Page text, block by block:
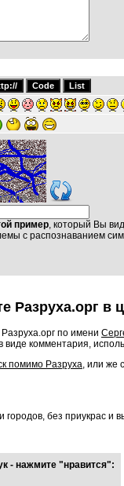
пример, который Вы
с распознаванием
Разруха.орг в
по имени
виде комментария,
помимо Разруха, или же
без приукрас и
- нажмите "нравится":